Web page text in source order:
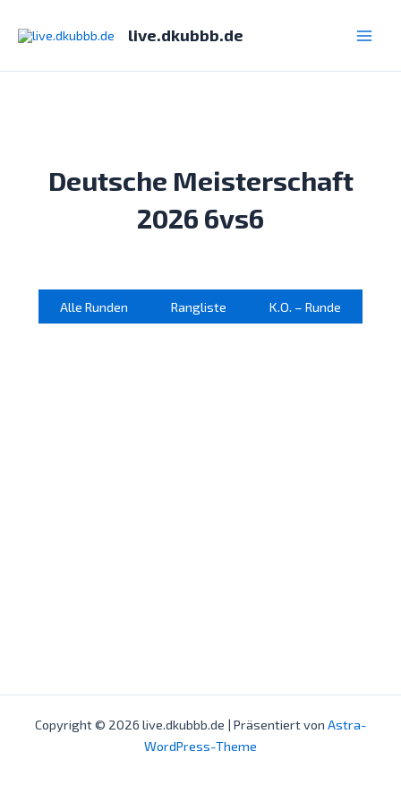
Inhalt
live.dkubbb.de
Deutsche Meisterschaft
2026 6vs6
Alle Runden Rangliste K.O. – Runde
Copyright © 2026 live.dkubbb.de | Präsentiert von Astra-
WordPress-Theme